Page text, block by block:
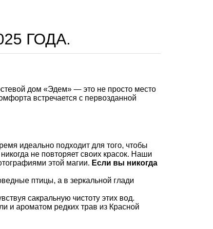
ГОДА.
дом «Эдем» — это не просто место
встречается с первозданной
идеально подходит для того, чтобы
не повторяет своих красок. Наши
этой магии. Если вы никогда
птицы, а в зеркальной глади
сакральную чистоту этих вод.
и ароматом редких трав из Красной